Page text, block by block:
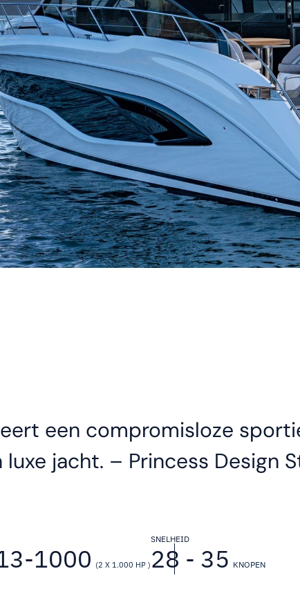
een compromisloze
jacht. – Princess Design
1000 (2 X 1.000 HP )
SNELHEID
28 - 35 KNOPEN